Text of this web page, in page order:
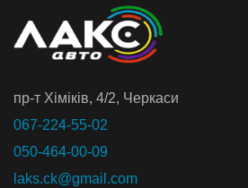
пр-т Хiмiкiв, 4/2, Черкаси
067-224-55-02
050-464-00-09
laks.ck@gmail.com